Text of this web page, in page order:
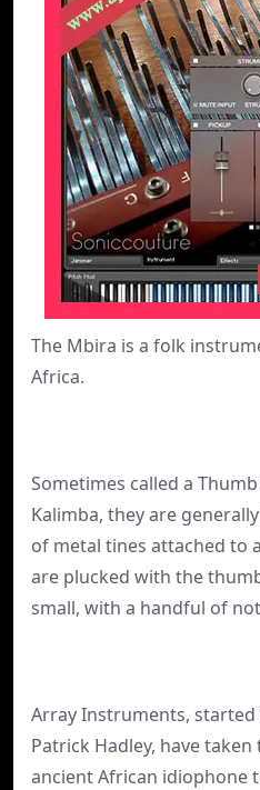
The Mbira is a folk
Africa.
Sometimes called a
Kalimba, they are
of metal tines attached to
are plucked with the
small, with a handful of
Array Instruments, started
Patrick Hadley, have
ancient African idiophone